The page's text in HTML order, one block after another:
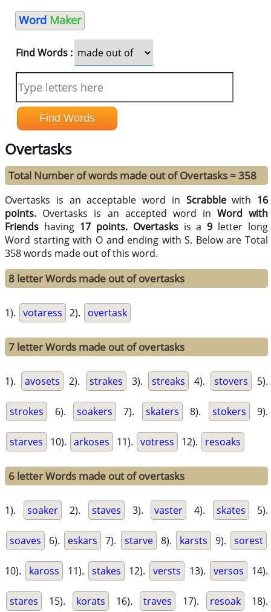
Word Maker
Find Words :
Overtasks
Total Number of words made out of Overtasks = 358
Overtasks is an acceptable word in Scrabblewith 16
points. Overtasks is an accepted word in Word with
Friends having 17 points. Overtasksis a9 letter long
Word starting with O and ending with S. Below are Total
358 words made out of this word.
8 letter Words made out of overtasks
1). votaress 2). overtask
7 letter Words made out of overtasks
1). avosets 2). strakes 3). streaks 4). stovers 5).
strokes 6). soakers 7). skaters 8). stokers 9).
starves 10). arkoses 11). votress 12). resoaks
6 letter Words made out of overtasks
1). soaker 2). staves 3). vaster 4). skates 5).
soaves 6). eskars 7). starve 8). karsts 9). sorest
10). kaross 11). stakes 12). versts 13). versos 14).
stares 15). korats 16). traves 17). resoak 18).